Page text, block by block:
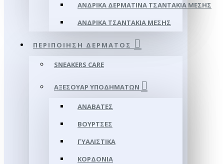
ΑΝΔΡΙΚΆ ΔΕΡΜΆΤΙΝΑ ΤΣΑΝΤΆΚΙΑ ΜΈΣΗΣ
ΑΝΔΡΙΚΆ ΤΣΑΝΤΆΚΙΑ ΜΈΣΗΣ
ΠΕΡΙΠΟΊΗΣΗ ΔΈΡΜΑΤΟΣ
SNEAKERS CARE
ΑΞΕΣΟΥΑΡ ΥΠΟΔΗΜΆΤΩΝ
ΑΝΑΒΆΤΕΣ
ΒΟΎΡΤΣΕΣ
ΓΥΑΛΙΣΤΙΚΆ
ΚΟΡΔΌΝΙΑ